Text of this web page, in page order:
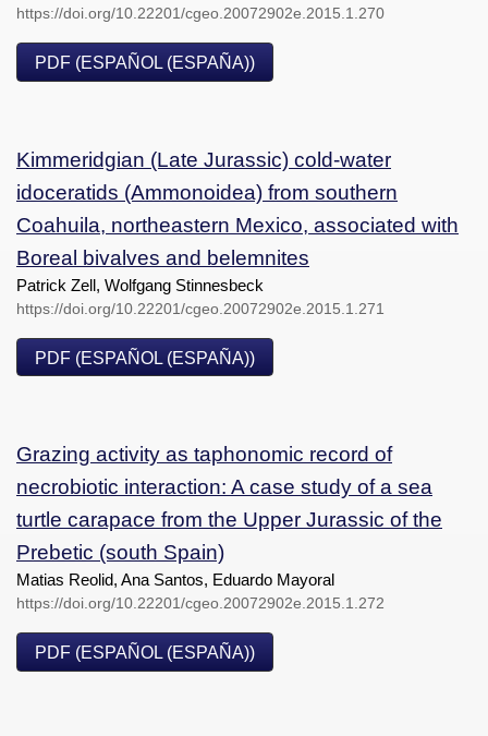
https://doi.org/10.22201/cgeo.20072902e.2015.1.270
PDF (ESPAÑOL (ESPAÑA))
Kimmeridgian (Late Jurassic) cold-water
idoceratids (Ammonoidea) from southern
Coahuila, northeastern Mexico, associated with
Boreal bivalves and belemnites
Patrick Zell, Wolfgang Stinnesbeck
https://doi.org/10.22201/cgeo.20072902e.2015.1.271
PDF (ESPAÑOL (ESPAÑA))
Grazing activity as taphonomic record of
necrobiotic interaction: A case study of a sea
turtle carapace from the Upper Jurassic of the
Prebetic (south Spain)
Matias Reolid, Ana Santos, Eduardo Mayoral
https://doi.org/10.22201/cgeo.20072902e.2015.1.272
PDF (ESPAÑOL (ESPAÑA))